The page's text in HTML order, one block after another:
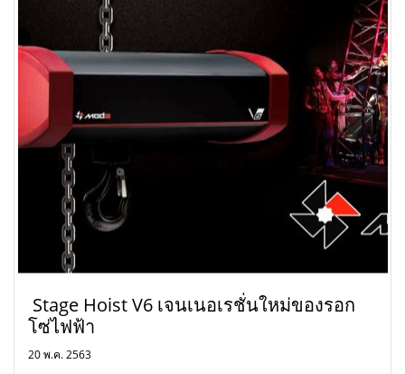
Stage Hoist V6 เจนเนอเรชั่นใหม่ของรอก
โซ่ไฟฟ้า
20 พ.ค. 2563